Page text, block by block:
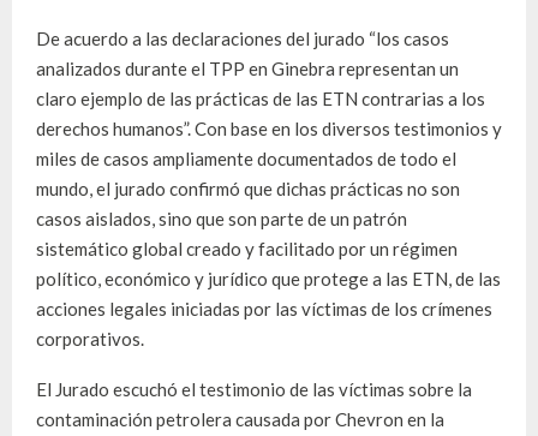
De acuerdo a las declaraciones del jurado “los casos
analizados durante el TPP en Ginebra representan un
claro ejemplo de las prácticas de las ETN contrarias a los
derechos humanos”. Con base en los diversos testimonios y
miles de casos ampliamente documentados de todo el
mundo, el jurado confirmó que dichas prácticas no son
casos aislados, sino que son parte de un patrón
sistemático global creado y facilitado por un régimen
político, económico y jurídico que protege a las ETN, de las
acciones legales iniciadas por las víctimas de los crímenes
corporativos.
El Jurado escuchó el testimonio de las víctimas sobre la
contaminación petrolera causada por Chevron en la